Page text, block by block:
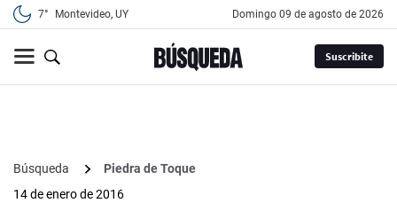
7° Montevideo, UY domingo 09 de agosto de 2026
Suscribite
Búsqueda
Piedra de Toque
14 de enero de 2016